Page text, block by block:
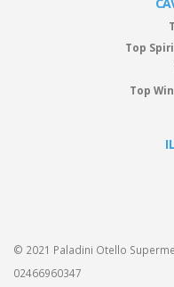
Top
Top
© 2021 Paladini Otello
02466960347